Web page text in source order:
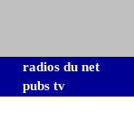
radios du net
pubs tv